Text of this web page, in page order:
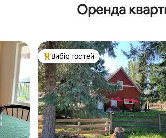
Оренда
Топ вибір гостей
Вибір гостей